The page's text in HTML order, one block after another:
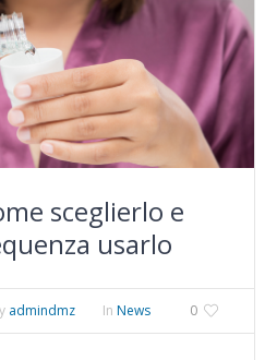
sceglierlo e
usarlo
0
admindmz In News